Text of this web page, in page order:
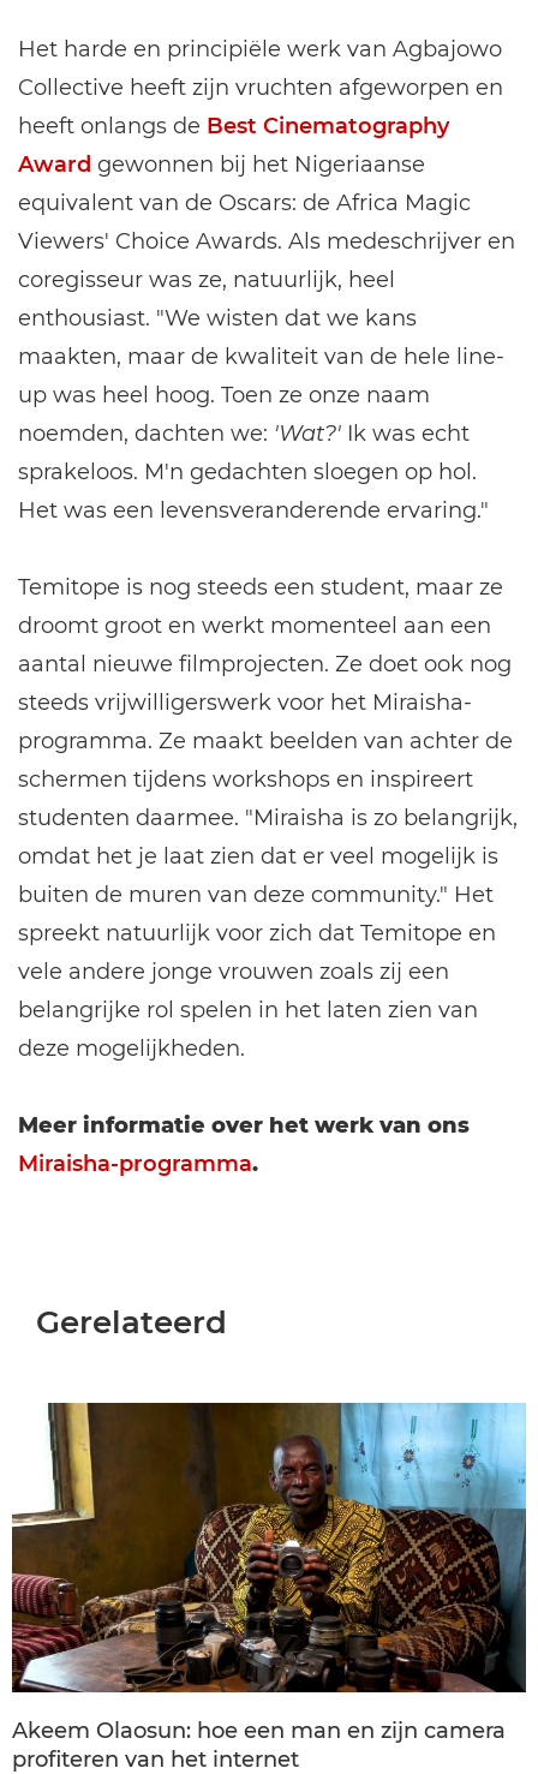
Het harde en principiële werk van Agbajowo
Collective heeft zijn vruchten afgeworpen en
heeft onlangs de Best Cinematography
Award gewonnen bij het Nigeriaanse
equivalent van de Oscars: de Africa Magic
Viewers' Choice Awards. Als medeschrijver en
coregisseur was ze, natuurlijk, heel
enthousiast. "We wisten dat we kans
maakten, maar de kwaliteit van de hele line-
up was heel hoog. Toen ze onze naam
noemden, dachten we: 'Wat?' Ik was echt
sprakeloos. M'n gedachten sloegen op hol.
Het was een levensveranderende ervaring."
Temitope is nog steeds een student, maar ze
droomt groot en werkt momenteel aan een
aantal nieuwe filmprojecten. Ze doet ook nog
steeds vrijwilligerswerk voor het Miraisha-
programma. Ze maakt beelden van achter de
schermen tijdens workshops en inspireert
studenten daarmee. "Miraisha is zo belangrijk,
omdat het je laat zien dat er veel mogelijk is
buiten de muren van deze community." Het
spreekt natuurlijk voor zich dat Temitope en
vele andere jonge vrouwen zoals zij een
belangrijke rol spelen in het laten zien van
deze mogelijkheden.
Meer informatie over het werk van ons
Miraisha-programma.
Gerelateerd
Akeem Olaosun: hoe een man en zijn camera
profiteren van het internet